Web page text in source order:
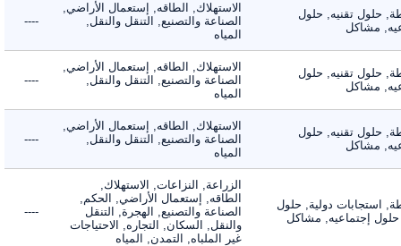
حلول تقنيه, حلول
مشاكل
الاستهلاك, الطاقه, إستعمال الأراضي,
الصناعة والتصنيع, التنقل والنقل,
المياه
----
حلول تقنيه, حلول
مشاكل
الاستهلاك, الطاقه, إستعمال الأراضي,
الصناعة والتصنيع, التنقل والنقل,
المياه
----
حلول تقنيه, حلول
مشاكل
الاستهلاك, الطاقه, إستعمال الأراضي,
الصناعة والتصنيع, التنقل والنقل,
المياه
----
استجابات دولية, حلول
إجتماعيه, مشاكل
الزراعة, النزاعات, الاستهلاك,
الطاقه, إستعمال الأراضي, الحكم,
الصناعة والتصنيع, الهجرة, التنقل
والنقل, السكان, التجاره, الاحتياجات
غير الملباه, التمدن, المياه
----